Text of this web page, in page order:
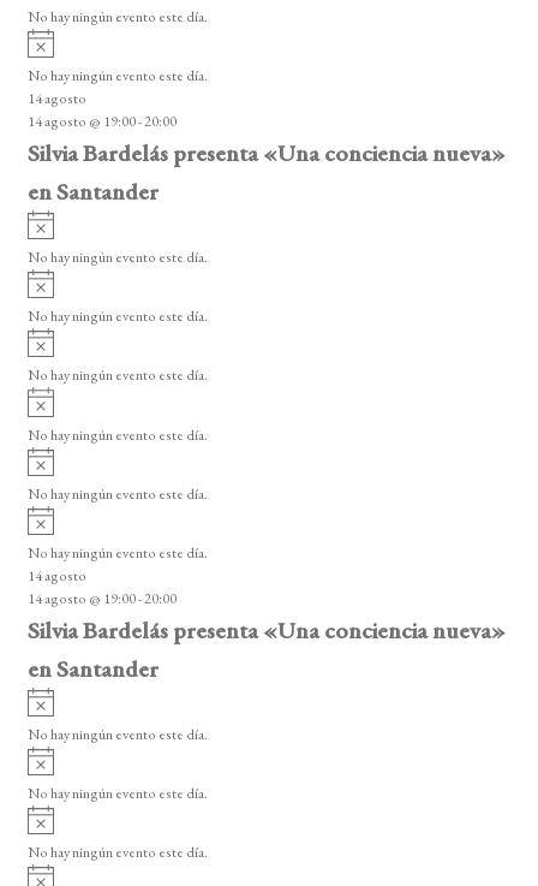
o
i
o
No hay ningún evento este día.
A
v
i
s
o
No hay ningún evento este día.
14 agosto
14 agosto @ 19:00-20:00
Silvia Bardelás presenta «Una conciencia nueva»
en Santander
A
v
i
o
No hay ningún evento este día.
A
v
i
o
No hay ningún evento este día.
A
v
i
o
No hay ningún evento este día.
A
v
i
o
No hay ningún evento este día.
A
v
i
o
No hay ningún evento este día.
A
v
i
s
o
No hay ningún evento este día.
14 agosto
14 agosto @ 19:00-20:00
Silvia Bardelás presenta «Una conciencia nueva»
en Santander
A
v
i
o
No hay ningún evento este día.
A
v
i
o
No hay ningún evento este día.
A
v
i
No hay ningún evento este día.
A